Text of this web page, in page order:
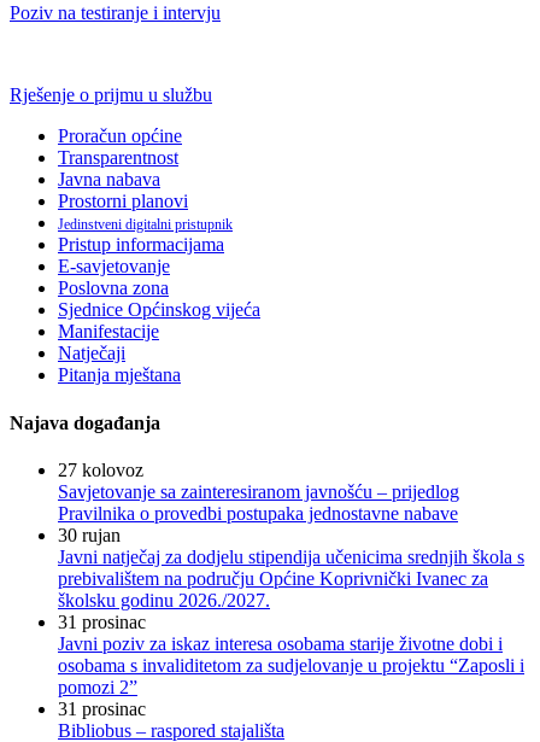
Poziv na testiranje i intervju
Rješenje o prijmu u službu
Proračun općine
Transparentnost
Javna nabava
Prostorni planovi
Jedinstveni digitalni pristupnik
Pristup informacijama
E-savjetovanje
Poslovna zona
Sjednice Općinskog vijeća
Manifestacije
Natječaji
Pitanja mještana
Najava događanja
27 kolovoz
Savjetovanje sa zainteresiranom javnošću – prijedlog
Pravilnika o provedbi postupaka jednostavne nabave
30 rujan
Javni natječaj za dodjelu stipendija učenicima srednjih škola s
prebivalištem na području Općine Koprivnički Ivanec za
školsku godinu 2026./2027.
31 prosinac
Javni poziv za iskaz interesa osobama starije životne dobi i
osobama s invaliditetom za sudjelovanje u projektu “Zaposli i
pomozi 2”
31 prosinac
Bibliobus – raspored stajališta